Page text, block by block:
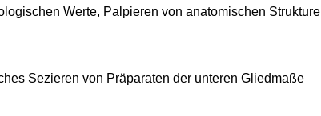
Werte, Palpieren von anatomischen
Sezieren von Präparaten der unteren Gliedmaße